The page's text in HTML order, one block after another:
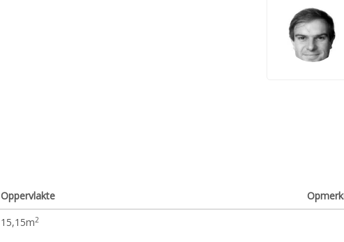
Oppervlakte
15,15m2